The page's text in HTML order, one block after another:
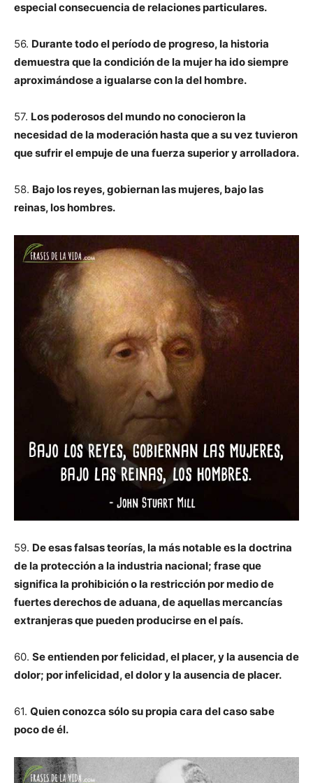
especial consecuencia de relaciones particulares.
56. Durante todo el período de progreso, la historia
demuestra que la condición de la mujer ha ido siempre
aproximándose a igualarse con la del hombre.
57. Los poderosos del mundo no conocieron la
necesidad de la moderación hasta que a su vez tuvieron
que sufrir el empuje de una fuerza superior y arrolladora.
58. Bajo los reyes, gobiernan las mujeres, bajo las
reinas, los hombres.
59. De esas falsas teorías, la más notable es la doctrina
de la protección a la industria nacional; frase que
significa la prohibición o la restricción por medio de
fuertes derechos de aduana, de aquellas mercancías
extranjeras que pueden producirse en el país.
60. Se entienden por felicidad, el placer, y la ausencia de
dolor; por infelicidad, el dolor y la ausencia de placer.
61. Quien conozca sólo su propia cara del caso sabe
poco de él.